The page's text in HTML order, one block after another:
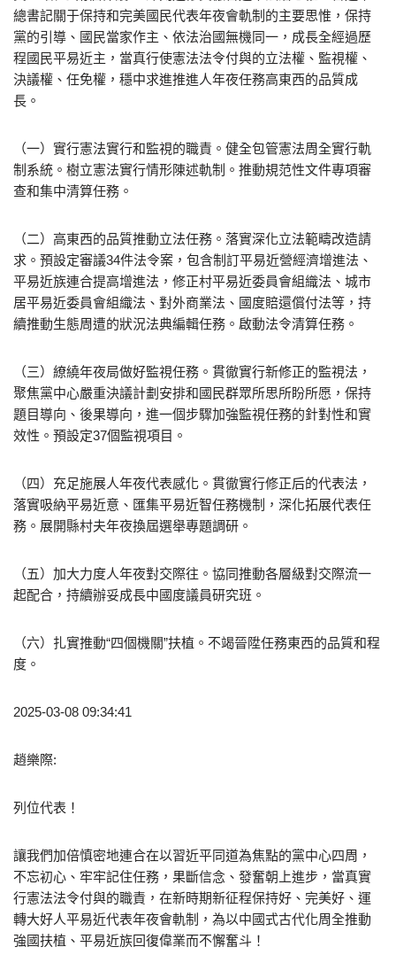
總書記關于保持和完美國民代表年夜會軌制的主要思惟，保持
黨的引導、國民當家作主、依法治國無機同一，成長全經過歷
程國民平易近主，當真行使憲法法令付與的立法權、監視權、
決議權、任免權，穩中求進推進人年夜任務高東西的品質成
長。
（一）實行憲法實行和監視的職責。健全包管憲法周全實行軌
制系統。樹立憲法實行情形陳述軌制。推動規范性文件專項審
查和集中清算任務。
（二）高東西的品質推動立法任務。落實深化立法範疇改造請
求。預設定審議34件法令案，包含制訂平易近營經濟增進法、
平易近族連合提高增進法，修正村平易近委員會組織法、城市
居平易近委員會組織法、對外商業法、國度賠還償付法等，持
續推動生態周遭的狀況法典編輯任務。啟動法令清算任務。
（三）繚繞年夜局做好監視任務。貫徹實行新修正的監視法，
聚焦黨中心嚴重決議計劃安排和國民群眾所思所盼所愿，保持
題目導向、後果導向，進一個步驟加強監視任務的針對性和實
效性。預設定37個監視項目。
（四）充足施展人年夜代表感化。貫徹實行修正后的代表法，
落實吸納平易近意、匯集平易近智任務機制，深化拓展代表任
務。展開縣村夫年夜換屆選舉專題調研。
（五）加大力度人年夜對交際往。協同推動各層級對交際流一
起配合，持續辦妥成長中國度議員研究班。
（六）扎實推動“四個機關”扶植。不竭晉陞任務東西的品質和程
度。
2025-03-08 09:34:41
趙樂際:
列位代表！
讓我們加倍慎密地連合在以習近平同道為焦點的黨中心四周，
不忘初心、牢牢記住任務，果斷信念、發奮朝上進步，當真實
行憲法法令付與的職責，在新時期新征程保持好、完美好、運
轉大好人平易近代表年夜會軌制，為以中國式古代化周全推動
強國扶植、平易近族回復偉業而不懈奮斗！